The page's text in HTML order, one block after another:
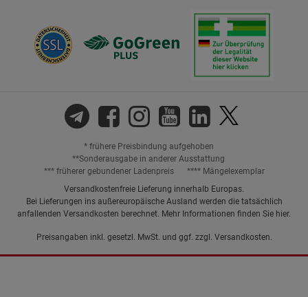
* frühere Preisbindung aufgehoben
**Sonderausgabe in anderer Ausstattung
*** früherer gebundener Ladenpreis
**** Mängelexemplar
Versandkostenfreie Lieferung innerhalb Europas.
Bei Lieferungen ins außereuropäische Ausland werden die tatsächlich
anfallenden Versandkosten berechnet. Mehr Informationen finden Sie hier.
Preisangaben inkl. gesetzl. MwSt. und ggf. zzgl. Versandkosten.